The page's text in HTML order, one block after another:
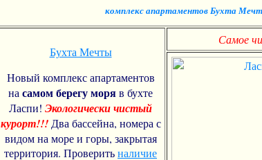
комплекс апартаментов Бухта
Бухта Мечты
Новый комплекс апартаментов
насамом берегу моряв бухте
Ласпи! Экологически чистый
курорт!!!Два бассейна, номера с
видом на море и горы, закрытая
территория. Проверитьналичие
Самое